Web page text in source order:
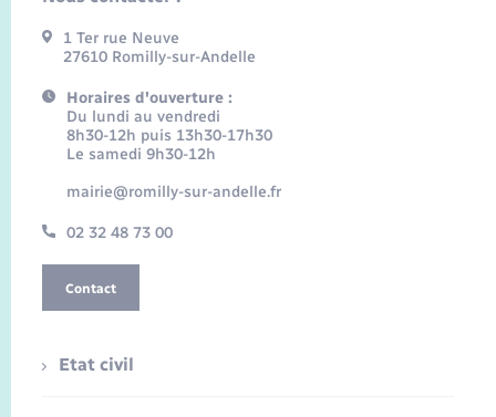
1 Ter rue Neuve
27610 Romilly-sur-Andelle
Horaires d'ouverture :
Du lundi au vendredi
8h30-12h puis 13h30-17h30
Le samedi 9h30-12h
mairie@romilly-sur-andelle.fr
02 32 48 73 00
Contact
Etat civil